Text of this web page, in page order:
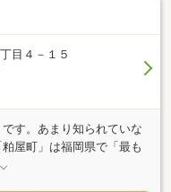
目４－１５
す。あまり知られていな
屋町」は福岡県で「最も
都市高速粕屋インター、